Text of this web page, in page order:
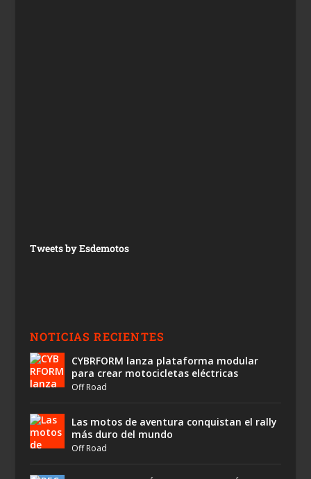
Tweets by Esdemotos
NOTICIAS RECIENTES
CYBRFORM lanza plataforma modular
para crear motocicletas eléctricas
Off Road
Las motos de aventura conquistan el rally
más duro del mundo
Off Road